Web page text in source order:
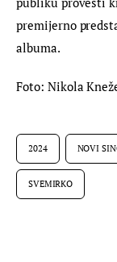
premijerno
albuma.
Foto: Nikola
2024 NOVI
SVEMIRKO